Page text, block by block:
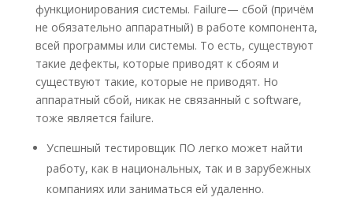
функционирования системы. Failure— сбой (причём
не обязательно аппаратный) в работе компонента,
всей программы или системы. То есть, существуют
такие дефекты, которые приводят к сбоям и
существуют такие, которые не приводят. Но
аппаратный сбой, никак не связанный с software,
тоже является failure.
Успешный тестировщик ПО легко может найти
работу, как в национальных, так и в зарубежных
компаниях или заниматься ей удаленно.